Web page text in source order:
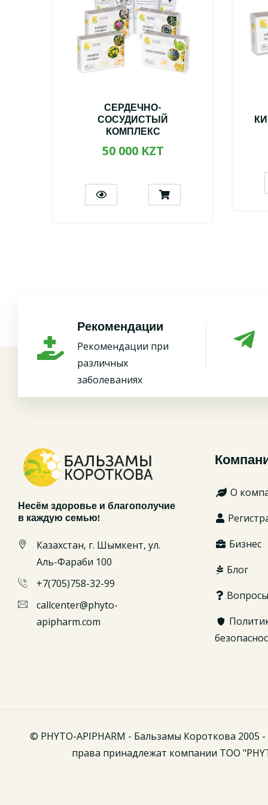
СЕРДЕЧНО-
СОСУДИСТЫЙ
КОМПЛЕКС
50 000 KZT
Рекомендации
Рекомендации при
различных
заболеваниях
Несём здоровье и благополучие
в каждую семью!
Казахстан, г. Шымкент, ул.
Аль-Фараби 100
+7(705)758-32-99
callcenter@phyto-
apipharm.com
О
Бизнес
Блог
Вопросы
© PHYTO-APIPHARM - Бальзамы Короткова 2005
права принадлежат компании ТОО